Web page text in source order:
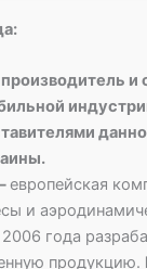
и
европейская
и
года
продукцию.